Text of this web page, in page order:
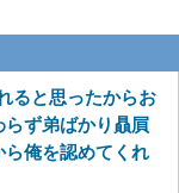
ると思ったからお
ず弟ばかり贔屓
俺を認めてくれ